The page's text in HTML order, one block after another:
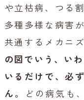
や立枯病、つる
多種多様な病害
共通するメカニ
の図でいう、い
いるだけで、必
ん。
どの病気も